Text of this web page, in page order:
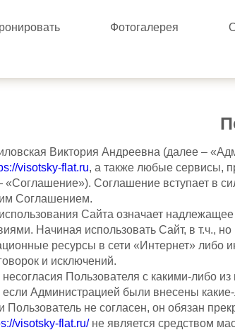
Фотогалерея
Виктория Андреевна (далее –
visotsky-flat.ru, а также любые сервисы,
Соглашение вступает в
Соглашением.
Сайта означает
Начиная использовать Сайт, в т.ч.,
ресурсы в сети «Интернет» либо
и исключений.
несогласия Пользователя с какими-либо
если Администрацией были внесены
Пользователь не согласен, он обязан
visotsky-flat.ru/не является средством